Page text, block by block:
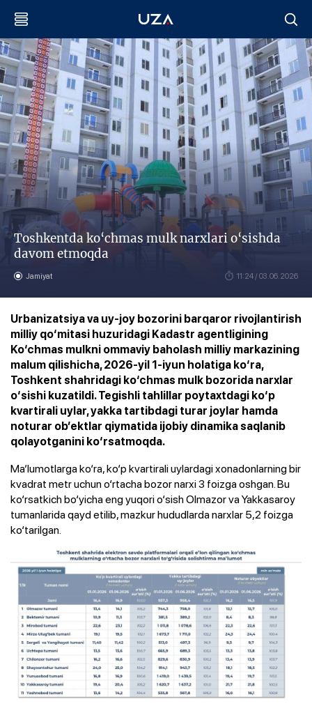
Toshkentda ko‘chmas mulk narxlari o‘sishda
davom etmoqda
Jamiyat 11:24 / 03.06.2026
Urbanizatsiya va uy-joy bozorini barqaror rivojlantirish
milliy qo‘mitasi huzuridagi Kadastr agentligining
Ko‘chmas mulkni ommaviy baholash milliy markazining
malum qilishicha, 2026-yil 1-iyun holatiga ko‘ra,
Toshkent shahridagi ko‘chmas mulk bozorida narxlar
o‘sishi kuzatildi. Tegishli tahlillar poytaxtdagi ko‘p
kvartirali uylar, yakka tartibdagi turar joylar hamda
noturar ob’ektlar qiymatida ijobiy dinamika saqlanib
qolayotganini ko‘rsatmoqda.
Ma’lumotlarga ko‘ra, ko‘p kvartirali uylardagi xonadonlarning bir
kvadrat metr uchun o‘rtacha bozor narxi 3 foizga oshgan. Bu
ko‘rsatkich bo‘yicha eng yuqori o‘sish Olmazor va Yakkasaroy
tumanlarida qayd etilib, mazkur hududlarda narxlar 5,2 foizga
ko‘tarilgan.